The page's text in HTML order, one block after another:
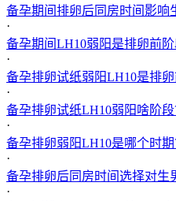
备孕期间排卵后同房时间影响
·
备孕期间LH10弱阳是排卵前阶
·
备孕排卵试纸弱阳LH10是排卵
·
备孕排卵试纸LH10弱阳啥阶段
·
备孕排卵弱阳LH10是哪个时期
·
备孕排卵后同房时间选择对生
·